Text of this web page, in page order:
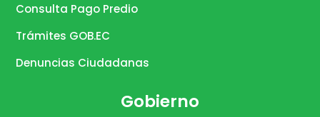
Consulta Pago Predio
Trámites GOB.EC
Denuncias Ciudadanas
Gobierno